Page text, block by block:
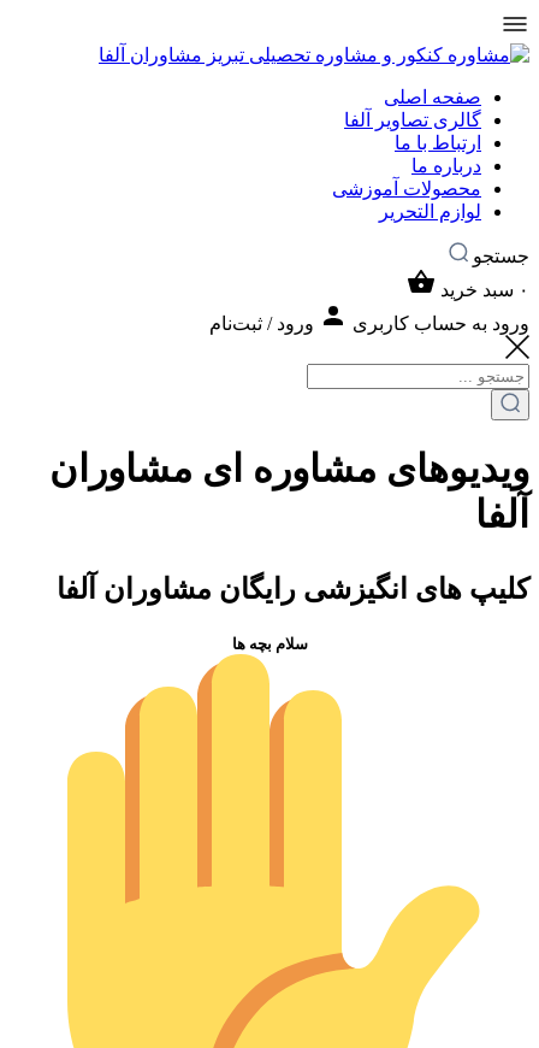
صفحه اصلی
گالری تصاویر آلفا
ارتباط با ما
درباره ما
محصولات آموزشی
لوازم التحریر
جستجو
۰ سبد خرید
ورود به حساب کاربری
ورود / ثبت‌نام
ویدیوهای مشاوره ای مشاوران
آلفا
کلیپ های انگیزشی رایگان مشاوران آلفا
سلام بچه ها